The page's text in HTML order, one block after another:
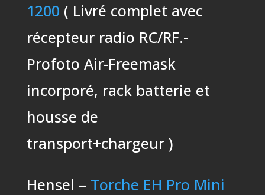
1200 ( Livré complet avec
récepteur radio RC/RF.-
Profoto Air-Freemask
incorporé, rack batterie et
housse de
transport+chargeur )
Hensel – Torche EH Pro Mini